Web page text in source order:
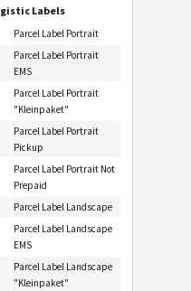
Labels
Parcel Label Portrait
Parcel Label Portrait
EMS
Parcel Label Portrait
"Kleinpaket"
Parcel Label Portrait
Pickup
Parcel Label Portrait Not
Prepaid
Parcel Label Landscape
Parcel Label Landscape
EMS
Parcel Label Landscape
"Kleinpaket"